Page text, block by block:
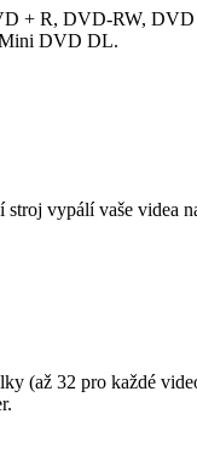
+ R, DVD-RW,
DVD DL.
vypálí vaše videa
(až 32 pro každé